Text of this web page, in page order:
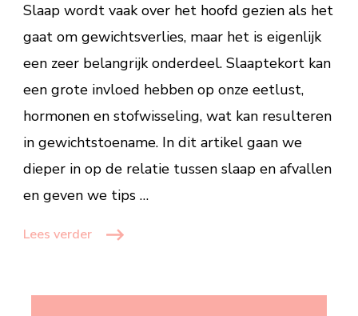
is
voor
Slaap wordt vaak over het hoofd gezien als het
gaat om gewichtsverlies, maar het is eigenlijk
een zeer belangrijk onderdeel. Slaaptekort kan
een grote invloed hebben op onze eetlust,
hormonen en stofwisseling, wat kan resulteren
in gewichtstoename. In dit artikel gaan we
dieper in op de relatie tussen slaap en afvallen
en geven we tips …
Lees verder